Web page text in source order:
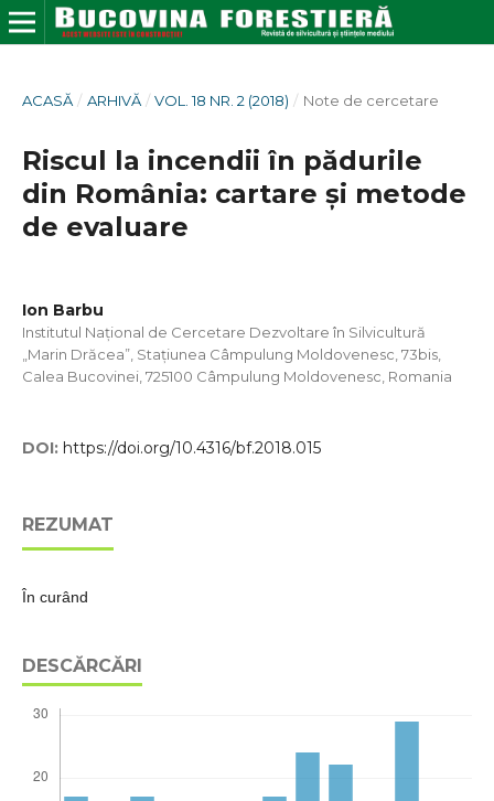
ACASĂ / ARHIVĂ / VOL. 18 NR. 2 (2018) / Note de cercetare
Riscul la incendii în pădurile
din România: cartare și metode
de evaluare
Ion Barbu
Institutul Național de Cercetare Dezvoltare în Silvicultură
„Marin Drăcea”, Stațiunea Câmpulung Moldovenesc, 73bis,
Calea Bucovinei, 725100 Câmpulung Moldovenesc, Romania
DOI: https://doi.org/10.4316/bf.2018.015
REZUMAT
În curând
DESCĂRCĂRI